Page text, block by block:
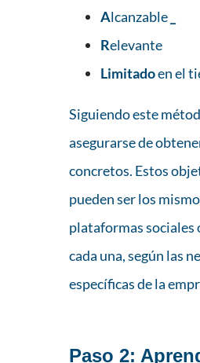
Alcanzable
Relevante
Limitadoen el
Siguiendo este
asegurarse de
concretos. Estos
pueden ser los
plataformas sociales
cada una, según las
específicas de la
Paso 2: